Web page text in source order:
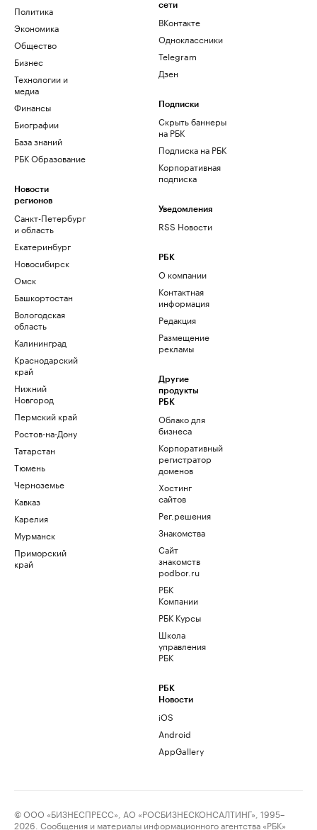
Политика
Экономика
Общество
Бизнес
Технологии и
медиа
Финансы
Биографии
База знаний
РБК Образование
Новости
регионов
Санкт-Петербург
и область
Екатеринбург
Новосибирск
Омск
Башкортостан
Вологодская
область
Калининград
Краснодарский
край
Нижний
Новгород
Пермский край
Ростов-на-Дону
Татарстан
Тюмень
Черноземье
Кавказ
Карелия
Мурманск
Приморский
край
сети
ВКонтакте
Одноклассники
Telegram
Дзен
Подписки
Скрыть баннеры
на РБК
Подписка на РБК
Корпоративная
подписка
Уведомления
RSS Новости
РБК
О компании
Контактная
информация
Редакция
Размещение
рекламы
Другие
продукты
РБК
Облако для
бизнеса
Корпоративный
регистратор
доменов
Хостинг
сайтов
Рег.решения
Знакомства
Сайт
знакомств
podbor.ru
РБК
Компании
РБК Курсы
Школа
управления
РБК
РБК
Новости
iOS
Android
AppGallery
© ООО «БИЗНЕСПРЕСС», АО «РОСБИЗНЕСКОНСАЛТИНГ», 1995–
2026. Сообщения и материалы информационного агентства «РБК»